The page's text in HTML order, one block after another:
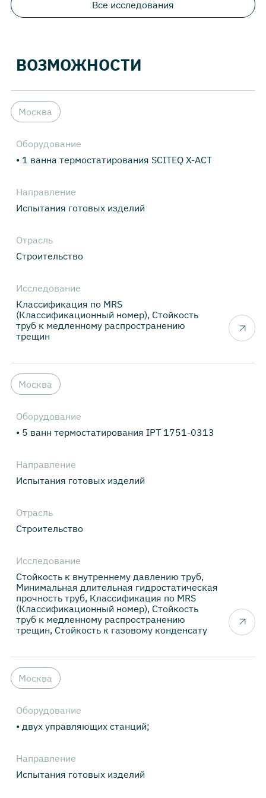
Все исследования
ВОЗМОЖНОСТИ
Москва
Оборудование
• 1 ванна термостатирования SCITEQ X-ACT
Направление
Испытания готовых изделий
Отрасль
Строительство
Исследование
Классификация по MRS
(Классификационный номер), Стойкость
труб к медленному распространению
трещин
Москва
Оборудование
• 5 ванн термостатирования IPT 1751-0313
Направление
Испытания готовых изделий
Отрасль
Строительство
Исследование
Стойкость к внутреннему давлению труб,
Минимальная длительная гидростатическая
прочность труб, Классификация по MRS
(Классификационный номер), Стойкость
труб к медленному распространению
трещин, Стойкость к газовому конденсату
Москва
Оборудование
• двух управляющих станций;
Направление
Испытания готовых изделий